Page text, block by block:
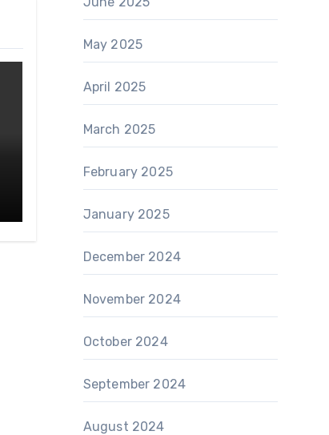
May 2025
April 2025
March 2025
February 2025
January 2025
December 2024
November 2024
October 2024
September 2024
August 2024